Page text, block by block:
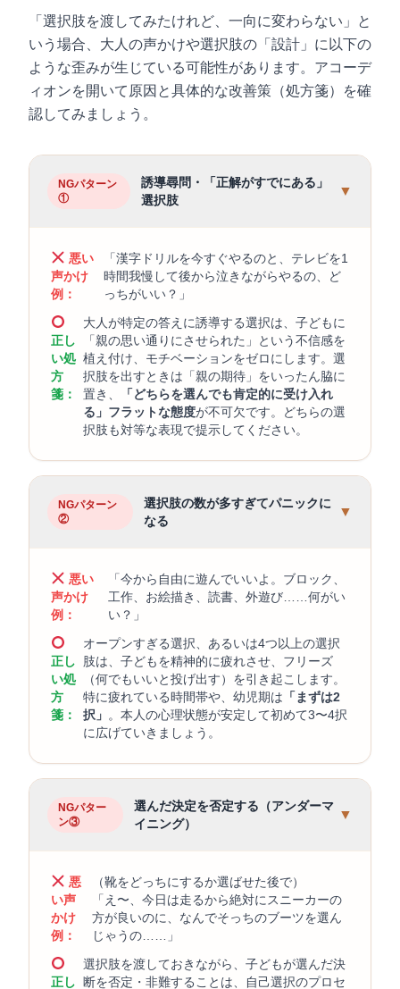
「選択肢を渡してみたけれど、一向に変わらない」と
いう場合、大人の声かけや選択肢の「設計」に以下の
ような歪みが生じている可能性があります。アコーデ
ィオンを開いて原因と具体的な改善策（処方箋）を確
認してみましょう。
NGパターン
①
誘導尋問・「正解がすでにある」
選択肢
▼
悪い
声かけ
例：
「漢字ドリルを今すぐやるのと、テレビを1
時間我慢して後から泣きながらやるの、ど
っちがいい？」
正し
い処
方
箋：
大人が特定の答えに誘導する選択は、子どもに
「親の思い通りにさせられた」という不信感を
植え付け、モチベーションをゼロにします。選
択肢を出すときは「親の期待」をいったん脇に
置き、
「どちらを選んでも肯定的に受け入れ
る」フラットな態度が不可欠です。どちらの選
択肢も対等な表現で提示してください。
NGパターン
②
選択肢の数が多すぎてパニックに
なる
▼
悪い
声かけ
例：
「今から自由に遊んでいいよ。ブロック、
工作、お絵描き、読書、外遊び……何がい
い？」
正し
い処
方
箋：
オープンすぎる選択、あるいは4つ以上の選択
肢は、子どもを精神的に疲れさせ、フリーズ
（何でもいいと投げ出す）を引き起こします。
特に疲れている時間帯や、幼児期は 「まずは2
択」 。本人の心理状態が安定して初めて3〜4択
に広げていきましょう。
NGパター
ン③
選んだ決定を否定する（アンダーマ
イニング）
▼
悪
い声
かけ
例：
（靴をどっちにするか選ばせた後で）
「え〜、今日は走るから絶対にスニーカーの
方が良いのに、なんでそっちのブーツを選ん
じゃうの……」
正し
選択肢を渡しておきながら、子どもが選んだ決
断を否定・非難することは、自己選択のプロセ